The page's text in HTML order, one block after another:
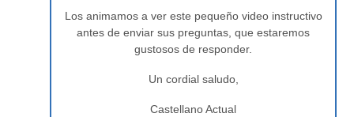
Los animamos a ver este pequeño video instructivo
antes de enviar sus preguntas, que estaremos
gustosos de responder.
Un cordial saludo,
Castellano Actual